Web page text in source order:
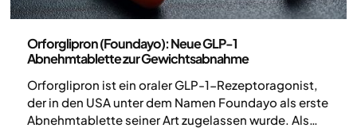
Orforglipron (Foundayo): Neue GLP-1
Abnehmtablette zur Gewichtsabnahme
Orforglipron ist ein oraler GLP-1-Rezeptoragonist,
der in den USA unter dem Namen Foundayo als erste
Abnehmtablette seiner Art zugelassen wurde. Als